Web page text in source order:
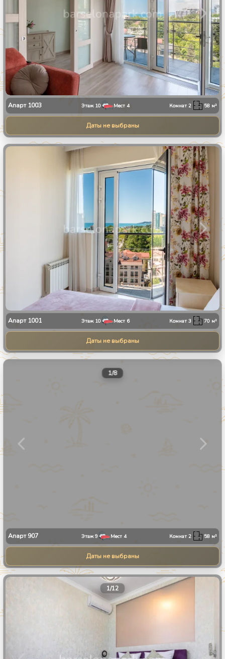
Апарт 1003 Этаж 10 Мест 4 Комнат2 58 м²
Даты не выбраны
Апарт 1001 Этаж 10 Мест 6 Комнат3 70 м²
Даты не выбраны
1/8
Апарт907 Этаж9 Мест 4 Комнат2 58 м²
Даты не выбраны
1/12